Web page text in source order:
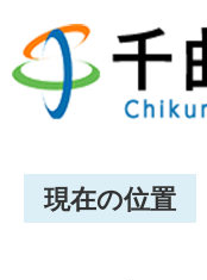
現在の位置